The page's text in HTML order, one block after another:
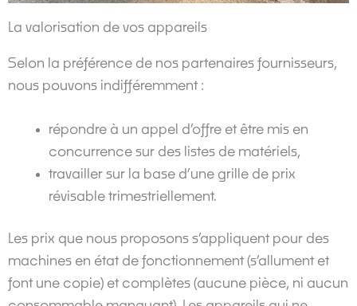
La valorisation de vos appareils
Selon la préférence de nos partenaires fournisseurs,
nous pouvons indifféremment :
répondre à un appel d’offre et être mis en
concurrence sur des listes de matériels,
travailler sur la base d’une grille de prix
révisable trimestriellement.
Les prix que nous proposons s’appliquent pour des
machines en état de fonctionnement (s’allument et
font une copie) et complètes (aucune pièce, ni aucun